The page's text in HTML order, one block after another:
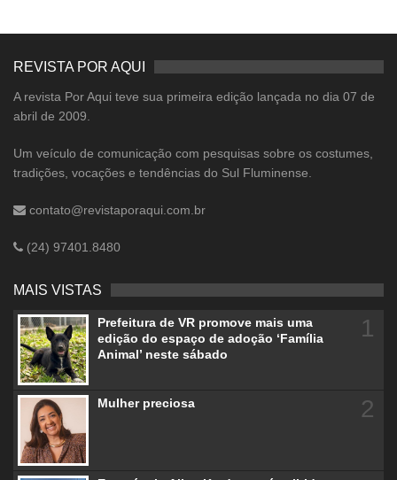
REVISTA POR AQUI
A revista Por Aqui teve sua primeira edição lançada no dia 07 de
abril de 2009.
Um veículo de comunicação com pesquisas sobre os costumes,
tradições, vocações e tendências do Sul Fluminense.
contato@revistaporaqui.com.br
(24) 97401.8480
MAIS VISTAS
Prefeitura de VR promove mais uma
edição do espaço de adoção ‘Família
Animal’ neste sábado
1
Mulher preciosa 2